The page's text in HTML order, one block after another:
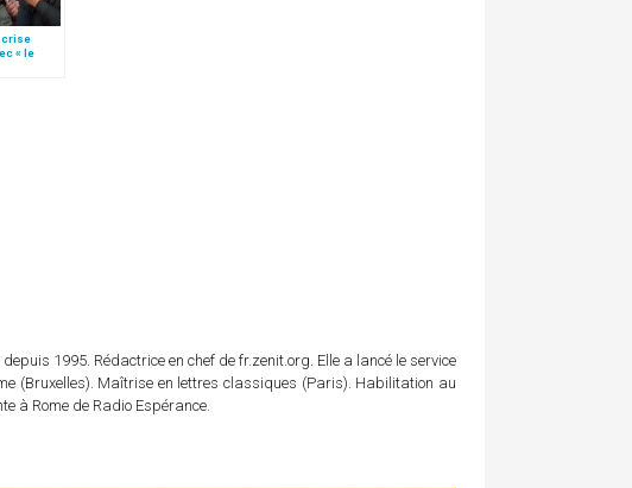
crise
« le
1995. Rédactrice en chef de fr.zenit.org. Elle a lancé le service
(Bruxelles). Maîtrise en lettres classiques (Paris). Habilitation au
à Rome de Radio Espérance.